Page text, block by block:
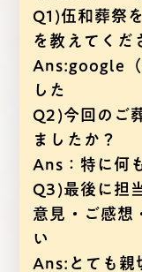
Q1)伍和葬祭
を教えてくだ
Ans:google（
した
Q2)今回のご
ましたか？
Ans：特に何
Q3)最後に担
意見・ご感想
い
Ans:とても親